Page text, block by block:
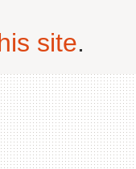
site.